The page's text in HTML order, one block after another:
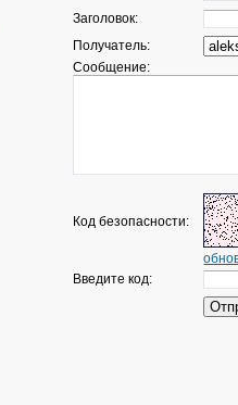
Заголовок:
Получатель:
Сообщение:
Код безопасности:
Введите код: